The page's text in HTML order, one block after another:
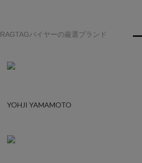
RAGTAGバイヤーの厳選ブランド
YOHJI YAMAMOTO